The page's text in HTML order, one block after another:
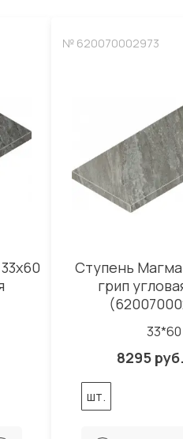
№ 620070002973
Ступень
грип
33*60
8295
шт.